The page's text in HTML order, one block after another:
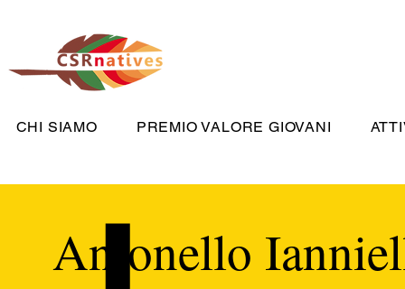
CHI SIAMO PREMIO VALORE GIOVANI
Antonello